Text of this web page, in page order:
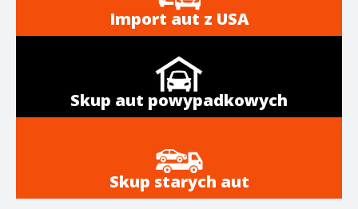
Import aut z USA
Skup aut powypadkowych
Skup starych aut